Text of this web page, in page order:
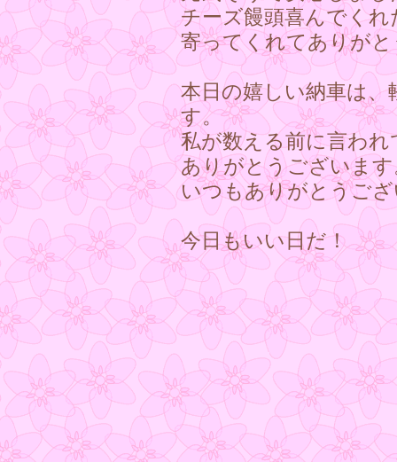
チーズ饅頭喜んでく
寄ってくれてありが
本日の嬉しい納車は、
す。
私が数える前に言わ
ありがとうございま
いつもありがとうご
今日もいい日だ！